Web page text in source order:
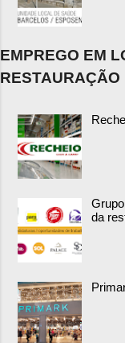
EMPREGO EM
RESTAURAÇÃO
da